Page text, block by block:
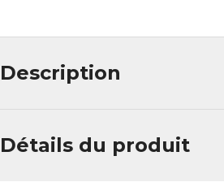
Description
Détails du produit